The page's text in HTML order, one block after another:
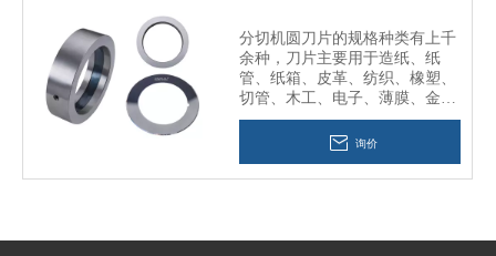
分切机圆刀片的规格种类有上千
余种，刀片主要用于造纸、纸
管、纸箱、皮革、纺织、橡塑、
切管、木工、电子、薄膜、金、
银箔、铜箔、铝箔、磁带等物品
的分切。其选择制作的材料及精
求。
询价